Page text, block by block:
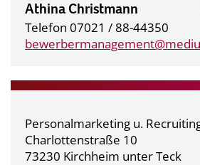
Athina Christmann
Telefon 07021 / 88-44350
bewerbermanagement@
Personalmarketing u.
Charlottenstraße 10
73230 Kirchheim unter Teck